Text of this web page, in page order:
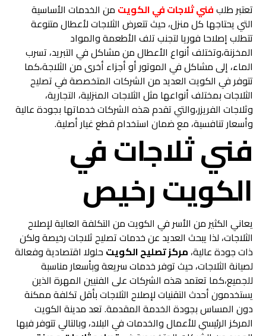
تعتبر طلبفني ثلاجات في الكويت من الخدمات الأساسية
التي يحتاجها كل منزل، حيث تتعرض الثلاجات لأعطال متنوعة
تتطلب إصلاحا فوريا لتجنب تلف الأطعمة والمواد
المخزنة،وتختلف أنواع الأعطال من مشاكل في التبريد، تسرب
الماء، إلى مشاكل في الموتور أو أجزاء أخرى من الثلاجة،كما
تتوفر في الكويت العديد من الشركات المتخصصة في تصليح
الثلاجات بمختلف أنواعها مثل الثلاجات المنزلية، التجارية،
وثلاجات الفريزر،والتي تقدم هذه الشركات خدماتها بجودة عالية
وأسعار تنافسية، مع ضمان استخدام قطع غيار أصلية.
فني ثلاجات في
الكويت رخيص
يعاني الكثير من الأسر في الكويت من التكلفة العالية لإصلاح
الثلاجات، لذا يبحث العديد عن خدمات تصليح ثلاجات رخيصة ولكن
ذات جودة عالية، مركز تصليح الكويت حلولا اقتصادية وفعالة
لصيانة الثلاجات، حيث توفر خدمات سريعة وبأسعار مناسبة
للجميع،كما تعتمد هذه الشركات على الفنيين المهرة الذين
يستخدمون أحدث التقنيات لإصلاح الثلاجات بأقل تكلفة ممكنة
دون المساس بجودة الخدمة المقدمة. تعد مدينة الكويت
المركز الرئيسي للأعمال والخدمات في البلاد، وبالتالي تتوفر فيها